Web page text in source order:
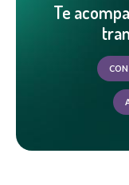
Te